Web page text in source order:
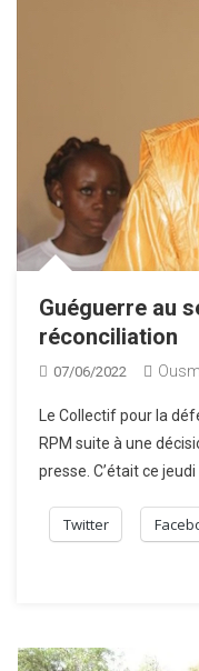
Guéguerre au
réconciliation
07/06/2022
Le Collectif pour la
RPM suite à une
presse. C’était ce
Twitter